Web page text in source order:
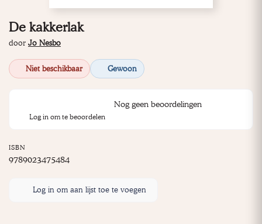
De kakkerlak
door Jo Nesbo
Niet beschikbaar Gewoon
Nog geen beoordelingen
Log in om te beoordelen
ISBN
9789023475484
Log in om aan lijst toe te voegen